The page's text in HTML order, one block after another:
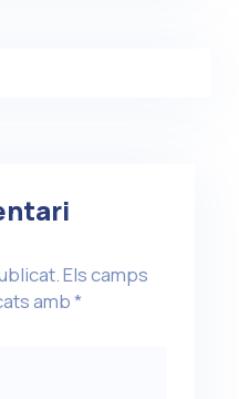
Els camps
amb*